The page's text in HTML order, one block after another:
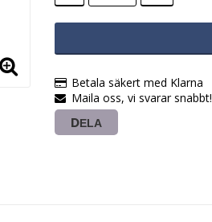
Betala säkert med Klarna
Maila oss, vi svarar snabbt!
DELA